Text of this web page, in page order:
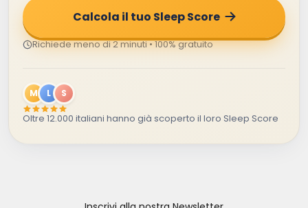
Calcola il tuo Sleep Score
Richiede meno di 2 minuti • 100% gratuito
M L S
Oltre 12.000 italiani hanno già scoperto il loro Sleep Score